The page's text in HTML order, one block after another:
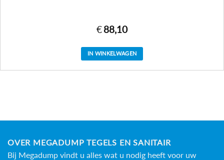
€88,10
IN WINKELWAGEN
OVER MEGADUMP TEGELS EN SANITAIR
Bij Megadump vindt u alles wat u nodig heeft voor uw